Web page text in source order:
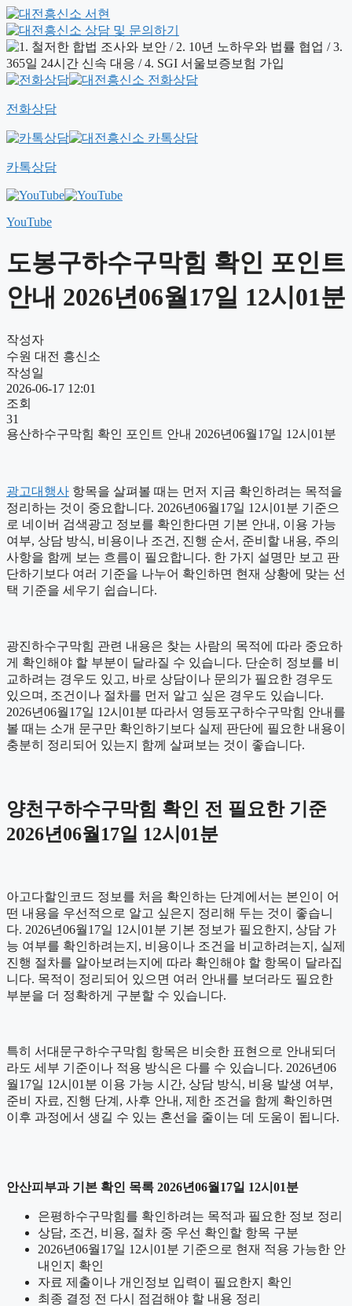
전화상담
카톡상담
YouTube
도봉구하수구막힘 확인 포인트
안내 2026년06월17일 12시01분
작성자
수원 대전 흥신소
작성일
2026-06-17 12:01
조회
31
용산하수구막힘 확인 포인트 안내 2026년06월17일 12시01분
광고대행사 항목을 살펴볼 때는 먼저 지금 확인하려는 목적을
정리하는 것이 중요합니다. 2026년06월17일 12시01분 기준으
로 네이버 검색광고 정보를 확인한다면 기본 안내, 이용 가능
여부, 상담 방식, 비용이나 조건, 진행 순서, 준비할 내용, 주의
사항을 함께 보는 흐름이 필요합니다. 한 가지 설명만 보고 판
단하기보다 여러 기준을 나누어 확인하면 현재 상황에 맞는 선
택 기준을 세우기 쉽습니다.
광진하수구막힘 관련 내용은 찾는 사람의 목적에 따라 중요하
게 확인해야 할 부분이 달라질 수 있습니다. 단순히 정보를 비
교하려는 경우도 있고, 바로 상담이나 문의가 필요한 경우도
있으며, 조건이나 절차를 먼저 알고 싶은 경우도 있습니다.
2026년06월17일 12시01분 따라서 영등포구하수구막힘 안내를
볼 때는 소개 문구만 확인하기보다 실제 판단에 필요한 내용이
충분히 정리되어 있는지 함께 살펴보는 것이 좋습니다.
양천구하수구막힘 확인 전 필요한 기준
2026년06월17일 12시01분
아고다할인코드 정보를 처음 확인하는 단계에서는 본인이 어
떤 내용을 우선적으로 알고 싶은지 정리해 두는 것이 좋습니
다. 2026년06월17일 12시01분 기본 정보가 필요한지, 상담 가
능 여부를 확인하려는지, 비용이나 조건을 비교하려는지, 실제
진행 절차를 알아보려는지에 따라 확인해야 할 항목이 달라집
니다. 목적이 정리되어 있으면 여러 안내를 보더라도 필요한
부분을 더 정확하게 구분할 수 있습니다.
특히 서대문구하수구막힘 항목은 비슷한 표현으로 안내되더
라도 세부 기준이나 적용 방식은 다를 수 있습니다. 2026년06
월17일 12시01분 이용 가능 시간, 상담 방식, 비용 발생 여부,
준비 자료, 진행 단계, 사후 안내, 제한 조건을 함께 확인하면
이후 과정에서 생길 수 있는 혼선을 줄이는 데 도움이 됩니다.
안산피부과 기본 확인 목록 2026년06월17일 12시01분
은평하수구막힘를 확인하려는 목적과 필요한 정보 정리
상담, 조건, 비용, 절차 중 우선 확인할 항목 구분
2026년06월17일 12시01분 기준으로 현재 적용 가능한 안
내인지 확인
자료 제출이나 개인정보 입력이 필요한지 확인
최종 결정 전 다시 점검해야 할 내용 정리